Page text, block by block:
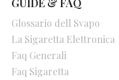
Glossario dell Svapo
La Sigaretta Elettronica
Faq Generali
Faq Sigaretta